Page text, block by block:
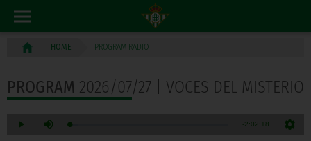
HOME PROGRAM RADIO
PROGRAM 2026/07/27 | VOCES DEL MISTERIO